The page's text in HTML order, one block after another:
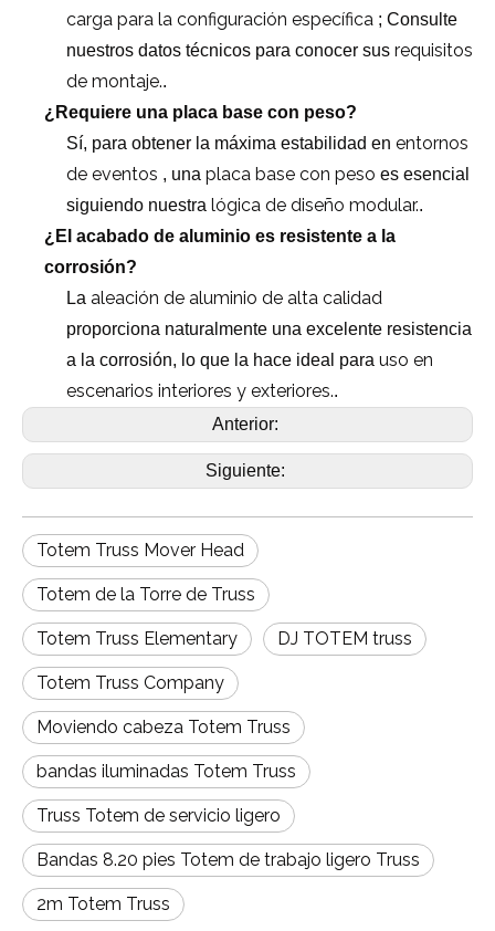
carga para la configuración específica ; Consulte
nuestros datos técnicos para conocer sus requisitos
de montaje..
¿Requiere una placa base con peso?
Sí, para obtener la máxima estabilidad en entornos
de eventos , una placa base con peso es esencial
siguiendo nuestra lógica de diseño modular..
¿El acabado de aluminio es resistente a la
corrosión?
La aleación de aluminio de alta calidad
proporciona naturalmente una excelente resistencia
a la corrosión, lo que la hace ideal para uso en
escenarios interiores y exteriores..
Anterior:
Siguiente:
Totem Truss Mover Head
Totem de la Torre de Truss
Totem Truss Elementary DJ TOTEM truss
Totem Truss Company
Moviendo cabeza Totem Truss
bandas iluminadas Totem Truss
Truss Totem de servicio ligero
Bandas 8.20 pies Totem de trabajo ligero Truss
2m Totem Truss